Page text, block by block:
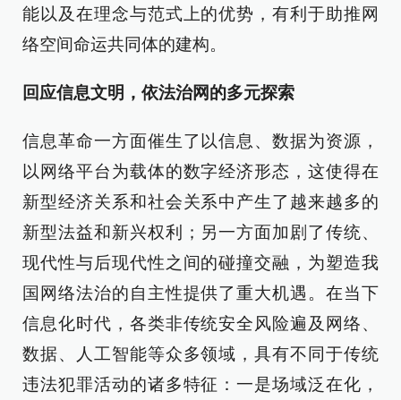
能以及在理念与范式上的优势，有利于助推网
络空间命运共同体的建构。
回应信息文明，依法治网的多元探索
信息革命一方面催生了以信息、数据为资源，
以网络平台为载体的数字经济形态，这使得在
新型经济关系和社会关系中产生了越来越多的
新型法益和新兴权利；另一方面加剧了传统、
现代性与后现代性之间的碰撞交融，为塑造我
国网络法治的自主性提供了重大机遇。在当下
信息化时代，各类非传统安全风险遍及网络、
数据、人工智能等众多领域，具有不同于传统
违法犯罪活动的诸多特征：一是场域泛在化，